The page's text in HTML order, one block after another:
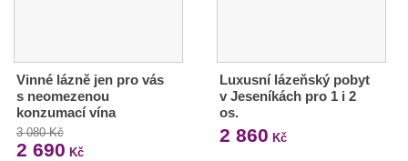
Vinné lázně jen pro vás
s neomezenou
konzumací vína
3 080 Kč
2 690 Kč
Luxusní lázeňský pobyt
v Jeseníkách pro 1 i 2
os.
2 860 Kč